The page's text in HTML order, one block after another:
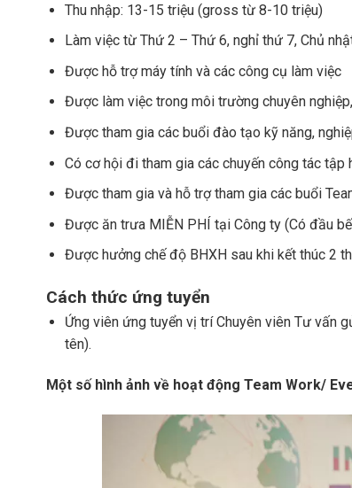
Thu nhập: 13-15 triệu (gross từ 8-10 triệu)
Làm việc từ Thứ 2 – Thứ 6, nghỉ thứ 7, Chủ
Được hỗ trợ máy tính và các công cụ làm việc
Được làm việc trong môi trường chuyên
Được tham gia các buổi đào tạo kỹ năng,
Có cơ hội đi tham gia các chuyến công tác
Được tham gia và hỗ trợ tham gia các buổi
Được ăn trưa MIỄN PHÍ tại Công ty (Có đầu
Được hưởng chế độ BHXH sau khi kết thúc 2
Cách thức ứng tuyển
Ứng viên ứng tuyển vị trí Chuyên viên Tư vấn
tên).
Một số hình ảnh về hoạt động Team Work/